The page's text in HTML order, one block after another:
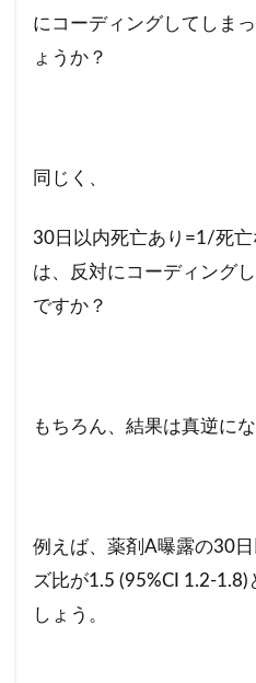
にコーディングしてしま
ょうか？
同じく、
30日以内死亡あり=1/死
は、反対にコーディング
ですか？
もちろん、結果は真逆に
例えば、薬剤A曝露の30
ズ比が1.5 (95%CI 1.2-
しょう。